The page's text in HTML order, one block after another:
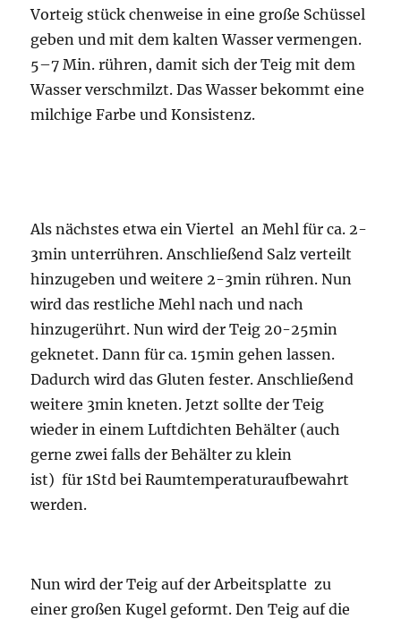
Vorteig stück chenweise in eine große Schüssel
geben und mit dem kalten Wasser vermengen.
5–7 Min. rühren, damit sich der Teig mit dem
Wasser verschmilzt. Das Wasser bekommt eine
milchige Farbe und Konsistenz.
Als nächstes etwa ein Viertel an Mehl für ca. 2-
3min unterrühren. Anschließend Salz verteilt
hinzugeben und weitere 2-3min rühren. Nun
wird das restliche Mehl nach und nach
hinzugerührt. Nun wird der Teig 20-25min
geknetet. Dann für ca. 15min gehen lassen.
Dadurch wird das Gluten fester. Anschließend
weitere 3min kneten. Jetzt sollte der Teig
wieder in einem Luftdichten Behälter (auch
gerne zwei falls der Behälter zu klein
ist) für 1Std bei Raumtemperaturaufbewahrt
werden.
Nun wird der Teig auf der Arbeitsplatte zu
einer großen Kugel geformt. Den Teig auf die